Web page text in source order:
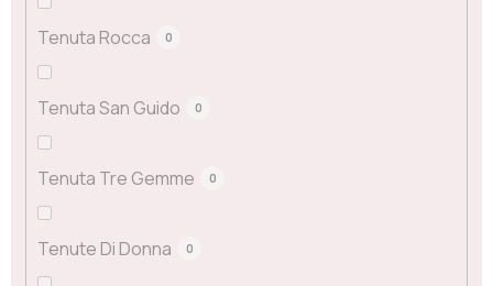
Tenuta Rocca 0
Tenuta San Guido 0
Tenuta Tre Gemme 0
Tenute Di Donna 0